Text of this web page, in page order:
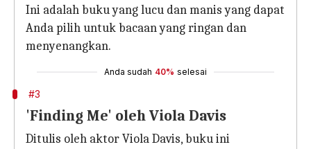
Ini adalah buku yang lucu dan manis yang dapat
Anda pilih untuk bacaan yang ringan dan
menyenangkan.
Anda sudah 40% selesai
#3
'Finding Me' oleh Viola Davis
Ditulis oleh aktor Viola Davis, buku ini